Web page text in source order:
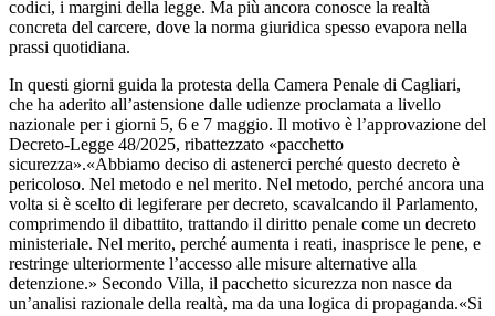
codici, i margini della legge. Ma più ancora conosce la realtà
concreta del carcere, dove la norma giuridica spesso evapora nella
prassi quotidiana.
In questi giorni guida la protesta della Camera Penale di Cagliari,
che ha aderito all’astensione dalle udienze proclamata a livello
nazionale per i giorni 5, 6 e 7 maggio. Il motivo è l’approvazione del
Decreto-Legge 48/2025, ribattezzato «pacchetto
sicurezza».«Abbiamo deciso di astenerci perché questo decreto è
pericoloso. Nel metodo e nel merito. Nel metodo, perché ancora una
volta si è scelto di legiferare per decreto, scavalcando il Parlamento,
comprimendo il dibattito, trattando il diritto penale come un decreto
ministeriale. Nel merito, perché aumenta i reati, inasprisce le pene, e
restringe ulteriormente l’accesso alle misure alternative alla
detenzione.» Secondo Villa, il pacchetto sicurezza non nasce da
un’analisi razionale della realtà, ma da una logica di propaganda.«Si